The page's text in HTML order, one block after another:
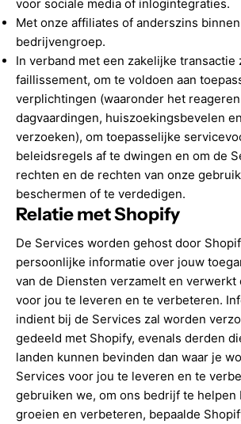
voor sociale media of inlogintegraties.
Met onze affiliates of anderszins
bedrijvengroep.
In verband met een zakelijke transactie
faillissement, om te voldoen aan
verplichtingen (waaronder het
dagvaardingen, huiszoekingsbevelen
verzoeken), om toepasselijke
beleidsregels af te dwingen en om de
rechten en de rechten van onze
beschermen of te verdedigen.
Relatie met Shopify
De Services worden gehost door
persoonlijke informatie over jouw
van de Diensten verzamelt en verwerkt
voor jou te leveren en te verbeteren.
indient bij de Services zal worden
gedeeld met Shopify, evenals derden
landen kunnen bevinden dan waar je
Services voor jou te leveren en te
gebruiken we, om ons bedrijf te helpen
groeien en verbeteren, bepaalde